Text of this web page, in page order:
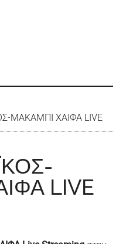
ΜΑΚΑΜΠΙ ΧΑΙΦΑ LIVE
LIVE